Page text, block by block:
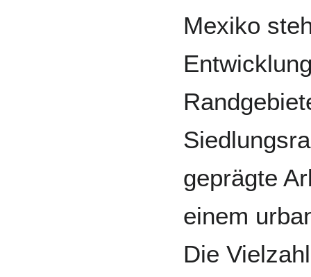
Mexiko
geprägte
einem
Die